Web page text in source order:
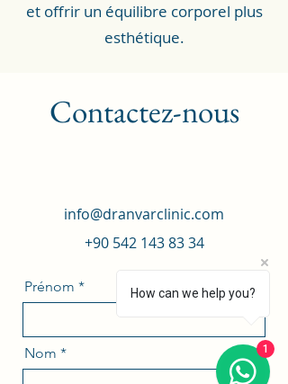
et offrir un équilibre corporel plus
esthétique.
Contactez-nous
info@dranvarclinic.com
+90 542 143 83 34
Prénom
Nom
How can we help you?
1